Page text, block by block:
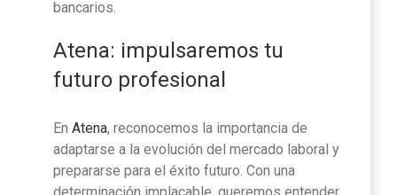
bancarios.
Atena: impulsaremos tu
futuro profesional
En Atena, reconocemos la importancia de
adaptarse a la evolución del mercado laboral y
prepararse para el éxito futuro. Con una